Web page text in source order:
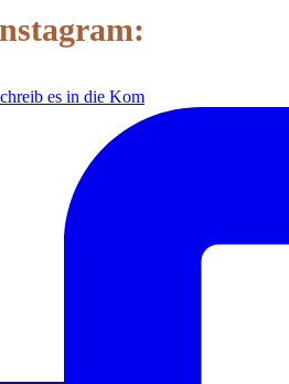
es in die Kom